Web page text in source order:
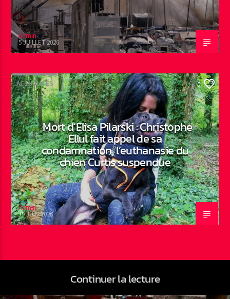
Admin
5 JUILLET 2026
ACTUALITÉS 0
Mort d’Elisa Pilarski : Christophe
Ellul fait appel de sa
condamnation, l’euthanasie du
chien Curtis suspendue
Admin
19 JUIN 2026
Continuer la lecture